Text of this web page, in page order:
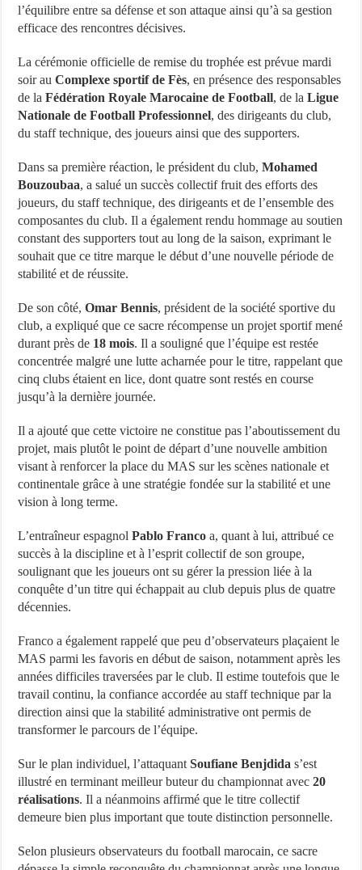
l’équilibre entre sa défense et son attaque ainsi qu’à sa gestion
efficace des rencontres décisives.
La cérémonie officielle de remise du trophée est prévue mardi
soir auComplexe sportif de Fès, en présence des responsables
de laFédération Royale Marocaine de Football, de laLigue
Nationale de Football Professionnel, des dirigeants du club,
du staff technique, des joueurs ainsi que des supporters.
Dans sa première réaction, le président du club,Mohamed
Bouzoubaa, a salué un succès collectif fruit des efforts des
joueurs, du staff technique, des dirigeants et de l’ensemble des
composantes du club. Il a également rendu hommage au soutien
constant des supporters tout au long de la saison, exprimant le
souhait que ce titre marque le début d’une nouvelle période de
stabilité et de réussite.
De son côté,Omar Bennis, président de la société sportive du
club, a expliqué que ce sacre récompense un projet sportif mené
durant près de 18 mois. Il a souligné que l’équipe est restée
concentrée malgré une lutte acharnée pour le titre, rappelant que
cinq clubs étaient en lice, dont quatre sont restés en course
jusqu’à la dernière journée.
Il a ajouté que cette victoire ne constitue pas l’aboutissement du
projet, mais plutôt le point de départ d’une nouvelle ambition
visant à renforcer la place du MAS sur les scènes nationale et
continentale grâce à une stratégie fondée sur la stabilité et une
vision à long terme.
L’entraîneur espagnolPablo Franco a, quant à lui, attribué ce
succès à la discipline et à l’esprit collectif de son groupe,
soulignant que les joueurs ont su gérer la pression liée à la
conquête d’un titre qui échappait au club depuis plus de quatre
décennies.
Franco a également rappelé que peu d’observateurs plaçaient le
MAS parmi les favoris en début de saison, notamment après les
années difficiles traversées par le club. Il estime toutefois que le
travail continu, la confiance accordée au staff technique par la
direction ainsi que la stabilité administrative ont permis de
transformer le parcours de l’équipe.
Sur le plan individuel, l’attaquantSoufiane Benjdida s’est
illustré en terminant meilleur buteur du championnat avec20
réalisations. Il a néanmoins affirmé que le titre collectif
demeure bien plus important que toute distinction personnelle.
Selon plusieurs observateurs du football marocain, ce sacre